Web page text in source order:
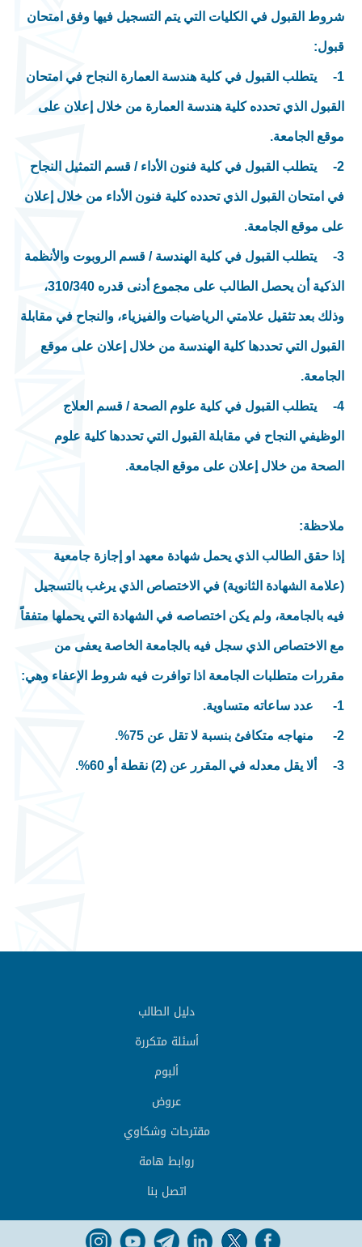
شروط القبول في الكليات التي يتم التسجيل فيها وفق امتحان
قبول:
1- يتطلب القبول في كلية هندسة العمارة النجاح في امتحان
القبول الذي تحدده كلية هندسة العمارة من خلال إعلان على
موقع الجامعة.
2- يتطلب القبول في كلية فنون الأداء / قسم التمثيل النجاح
في امتحان القبول الذي تحدده كلية فنون الأداء من خلال إعلان
على موقع الجامعة.
3- يتطلب القبول في كلية الهندسة / قسم الروبوت والأنظمة
الذكية أن يحصل الطالب على مجموع أدنى قدره 310/340،
وذلك بعد تثقيل علامتي الرياضيات والفيزياء، والنجاح في مقابلة
القبول التي تحددها كلية الهندسة من خلال إعلان على موقع
الجامعة.
4- يتطلب القبول في كلية علوم الصحة / قسم العلاج
الوظيفي النجاح في مقابلة القبول التي تحددها كلية علوم
الصحة من خلال إعلان على موقع الجامعة.
ملاحظة:
إذا حقق الطالب الذي يحمل شهادة معهد او إجازة جامعية
(علامة الشهادة الثانوية) في الاختصاص الذي يرغب بالتسجيل
فيه بالجامعة، ولم يكن اختصاصه في الشهادة التي يحملها متفقاً
مع الاختصاص الذي سجل فيه بالجامعة الخاصة يعفى من
مقررات متطلبات الجامعة اذا توافرت فيه شروط الإعفاء وهي:
1- عدد ساعاته متساوية.
2- منهاجه متكافئ بنسبة لا تقل عن 75% .
3- ألا يقل معدله في المقرر عن (2) نقطة أو 60% .
دليل الطالب
أسئلة متكررة
ألبوم
عروض
مقترحات وشكاوي
روابط هامة
اتصل بنا